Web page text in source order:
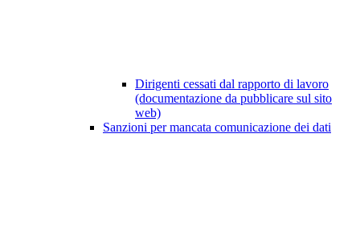
Dirigenti cessati dal rapporto di lavoro
(documentazione da pubblicare sul sito
web)
Sanzioni per mancata comunicazione dei dati